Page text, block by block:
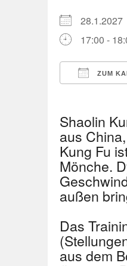
28.1.2027
17:00 -
ZUM
Shaolin
aus
Kung Fu
Mönche.
außen
Das
aus dem